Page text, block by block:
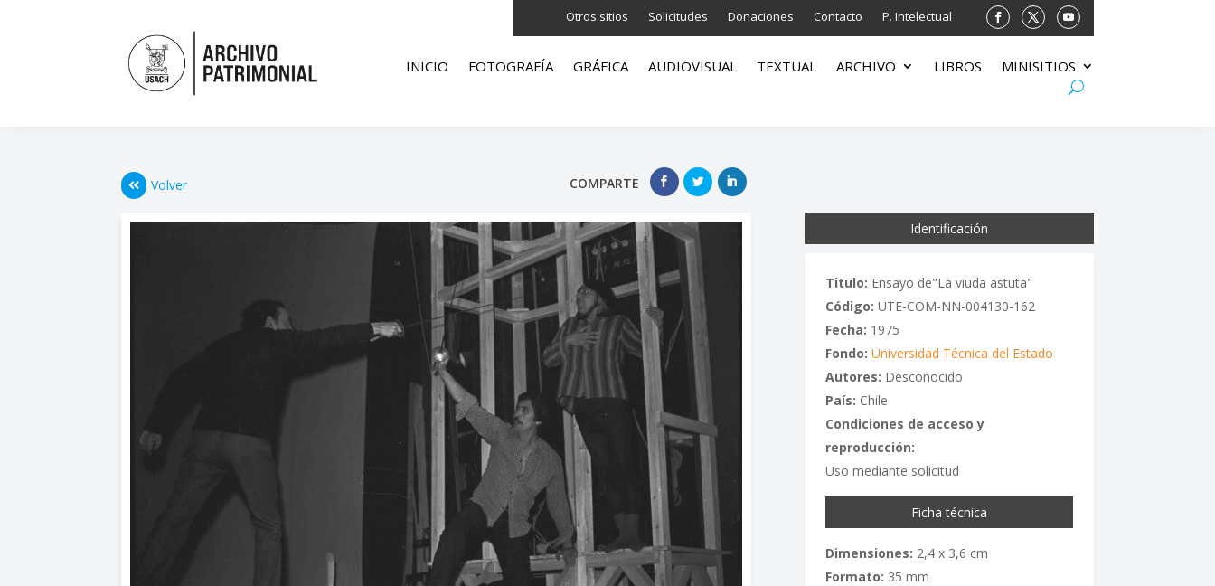
Otros sitios Solicitudes Donaciones Contacto P. Intelectual
INICIO FOTOGRAFÍA GRÁFICA AUDIOVISUAL TEXTUAL ARCHIVO LIBROS MINISITIOS
Volver COMPARTE
Identificación
Titulo: Ensayo de"La viuda astuta"
Código: UTE-COM-NN-004130-162
Fecha: 1975
Fondo: Universidad Técnica del Estado
Autores: Desconocido
País: Chile
Condiciones de acceso y
reproducción:
Uso mediante solicitud
Ficha técnica
Dimensiones: 2,4 x 3,6 cm
Formato: 35 mm